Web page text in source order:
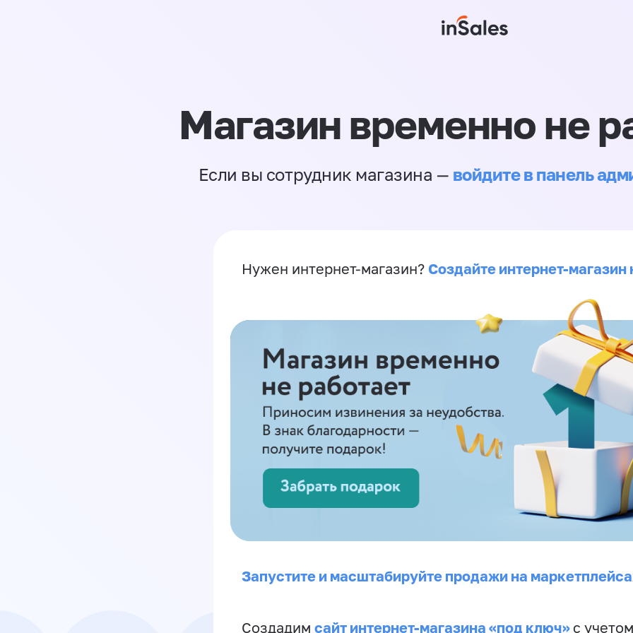
Магазин временно не
Если вы сотрудник магазина — войдите в панель
Нужен интернет-магазин? Создайте интернет-магазин
Запустите и масштабируйте продажи на
Создадим сайт интернет-магазина «под ключ» с учетом